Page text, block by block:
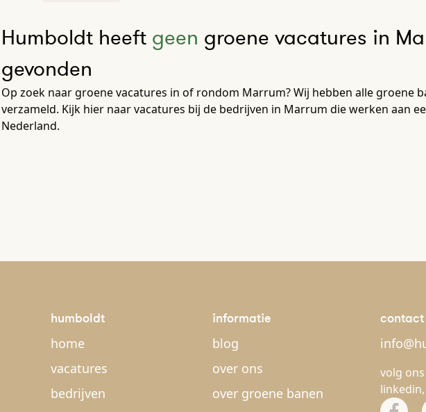
Humboldt heeft geen groene vacatures in
gevonden
Op zoek naar groene vacatures in of rondom Marrum? Wij hebben alle groene
verzameld. Kijk hier naar vacatures bij de bedrijven in Marrum die werken aan
Nederland.
humboldt
home
vacatures
bedrijven
informatie
blog
over ons
over groene banen
contact
volg
linkedin,